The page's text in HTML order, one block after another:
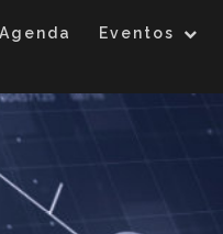
Agenda Eventos